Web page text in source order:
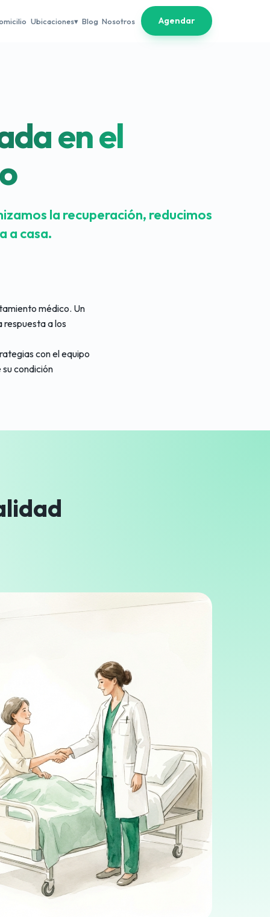
Ubicaciones Blog Nosotros Agendar
en el
la recuperación, reducimos
a casa.
médico. Un
a los
con el equipo
condición